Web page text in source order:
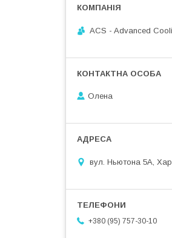
ACS - Advanced
Олена
вул. Ньютона 5А,
+380 (95) 757-30-10